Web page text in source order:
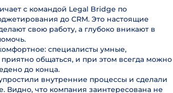
с командой Legal Bridge по
до CRM. Это настоящие
свою работу, а глубоко вникают в
специалисты умные,
общаться, и при этом всегда можно
до конца.
внутренние процессы и сделали
Видно, что компания заинтересована не